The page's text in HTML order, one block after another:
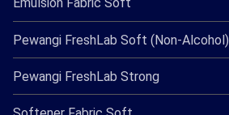
Emulsion Fabric Soft
Pewangi FreshLab Soft (Non-Alcohol)
Pewangi FreshLab Strong